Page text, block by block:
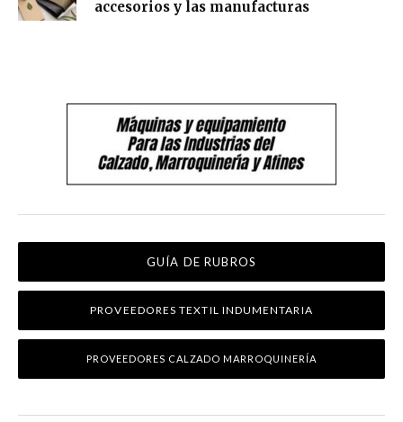
accesorios y las manufacturas
GUÍA DE RUBROS
PROVEEDORES TEXTIL INDUMENTARIA
PROVEEDORES CALZADO MARROQUINERÍA